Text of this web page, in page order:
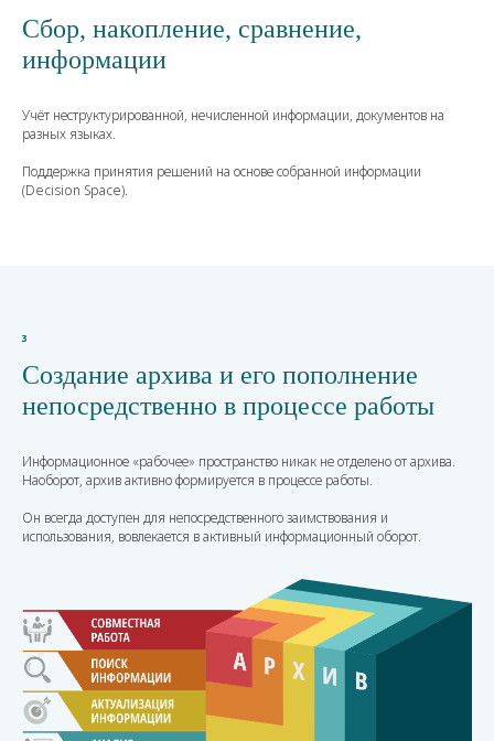
Сбор, накопление, сравнение,
информации
Учёт неструктурированной, нечисленной информации, документов на
разных языках.
Поддержка принятия решений на основе собранной информации
(Decision Space).
3
Создание архива и его пополнение
непосредственно в процессе работы
Информационное «рабочее» пространство никак не отделено от архива.
Наоборот, архив активно формируется в процессе работы.
Он всегда доступен для непосредственного заимствования и
использования, вовлекается в активный информационный оборот.